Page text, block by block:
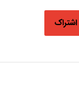
اشتراک